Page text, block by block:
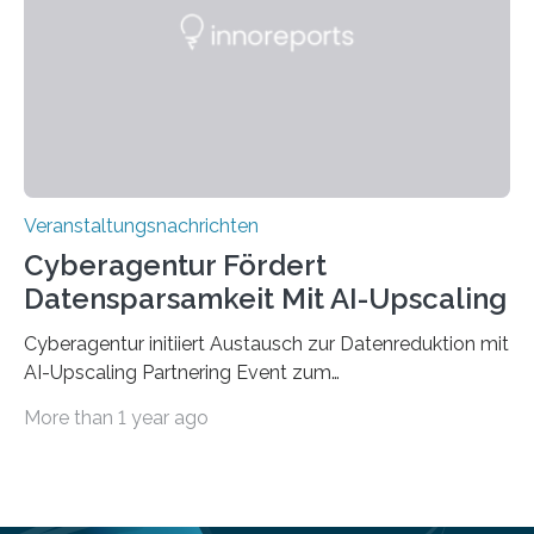
„QUAZAR“ mit insgesamt 1,15 Millionen Euro über vier
Veranstaltungsnachrichten
Cyberagentur Fördert
Datensparsamkeit Mit AI-Upscaling
Cyberagentur initiiert Austausch zur Datenreduktion mit
AI-Upscaling Partnering Event zum
innovative DatenverarbeitungDie Agentur für
More than 1 year ago